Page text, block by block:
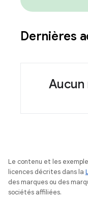
Dernières
Le contenu et les
licences décrites dans la
des marques ou des
sociétés affiliées.